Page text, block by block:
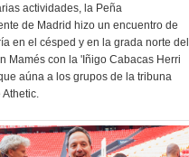
actividades, la Peña
de Madrid hizo un encuentro de
en el césped y en la grada norte del
Mamés con la 'Iñigo Cabacas Herri
aúna a los grupos de la tribuna